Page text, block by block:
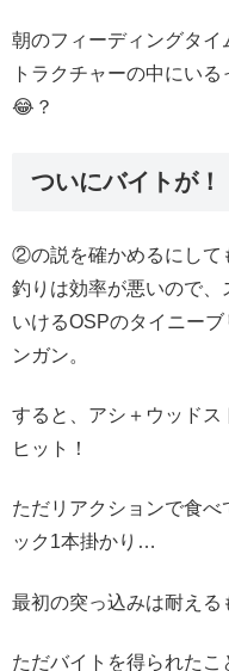
朝のフィーディングタイ
トラクチャーの中にい
😂？
ついにバイトが！
②の説を確かめるにして
釣りは効率が悪いので、
いけるOSPのタイニー
ンガン。
すると、アシ＋ウッドス
ヒット！
ただリアクションで食
ック1本掛かり…
最初の突っ込みは耐え
ただバイトを得られた